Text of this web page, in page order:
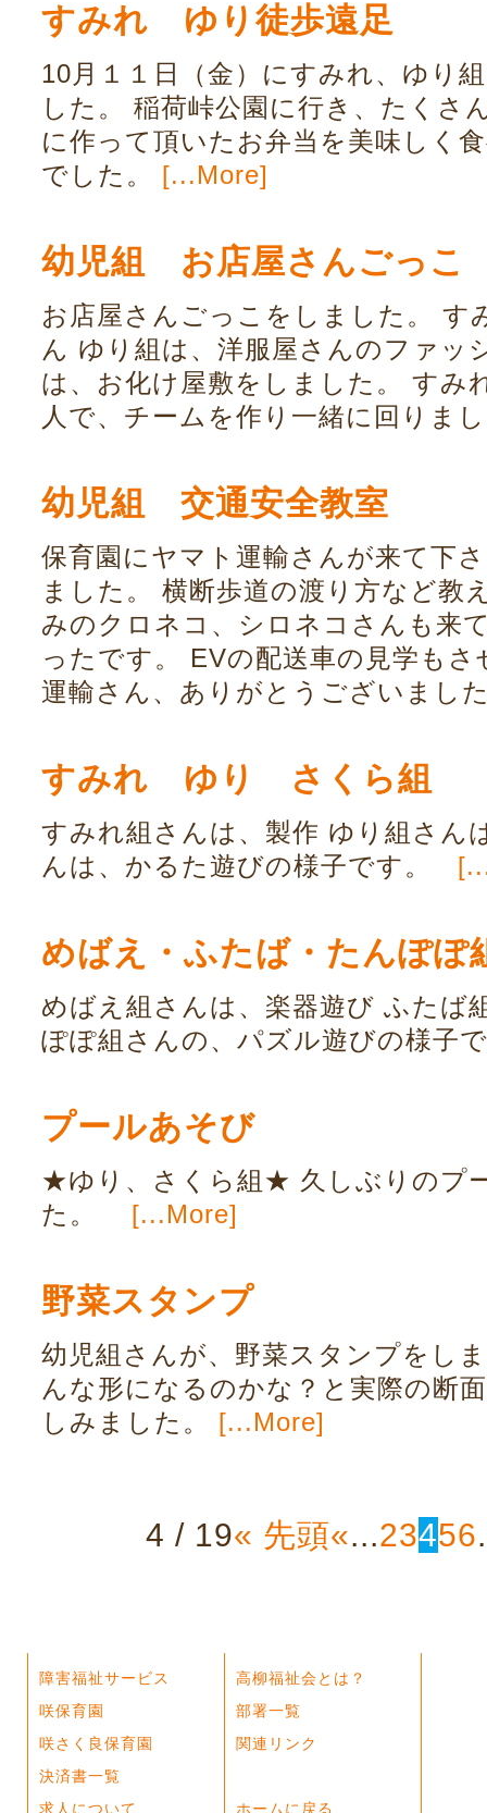
すみれ ゆり徒歩遠足
10月１１日（金）にすみれ、ゆり
した。 稲荷峠公園に行き、たくさ
に作って頂いたお弁当を美味しく
でした。 [...More]
幼児組 お店屋さんごっこ
お店屋さんごっこをしました。 す
ん ゆり組は、洋服屋さんのファッ
は、お化け屋敷をしました。 すみ
人で、チームを作り一緒に回り
幼児組 交通安全教室
保育園にヤマト運輸さんが来て下
ました。 横断歩道の渡り方など教
みのクロネコ、シロネコさんも来
ったです。 EVの配送車の見学も
運輸さん、ありがとうございまし
すみれ ゆり さくら組
すみれ組さんは、製作 ゆり組さん
んは、かるた遊びの様子です。
めばえ・ふたば・たんぽぽ
めばえ組さんは、楽器遊び ふたば
ぽぽ組さんの、パズル遊びの様子
プールあそび
★ゆり、さくら組★ 久しぶりのプ
た。 [...More]
野菜スタンプ
幼児組さんが、野菜スタンプをし
んな形になるのかな？と実際の断
しみました。 [...More]
4 / 19« 先頭«...23456
障害福祉サービス
咲保育園
咲さく良保育園
決済書一覧
求人について
高柳福祉会とは？
部署一覧
関連リンク
ホームに戻る